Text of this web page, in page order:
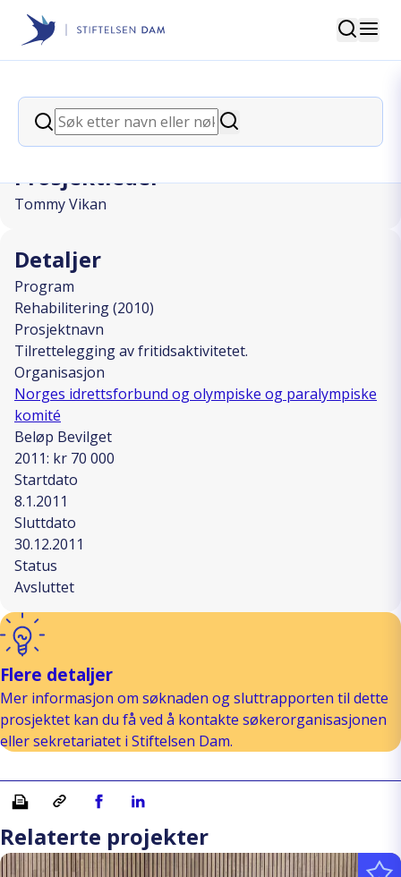
Stiftelsen Dam
Søk
Søk
Søk
back
Tilrettelegging av fritidsaktivitetet.
Prosjektleder
Tommy Vikan
Detaljer
Program
Rehabilitering (2010)
Prosjektnavn
Tilrettelegging av fritidsaktivitetet.
Organisasjon
Norges idrettsforbund og olympiske og paralympiske
komité
Beløp Bevilget
2011: kr 70 000
Startdato
8.1.2011
Sluttdato
30.12.2011
Status
Avsluttet
Flere detaljer
Mer informasjon om søknaden og sluttrapporten til dette
prosjektet kan du få ved å kontakte søkerorganisasjonen
eller sekretariatet i Stiftelsen Dam.
Skriv ut Kopiera länkDel på Facebook
Del på Linkedin
Relaterte projekter